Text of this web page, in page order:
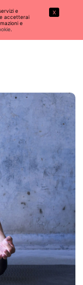
e
accetterai
e
.
X